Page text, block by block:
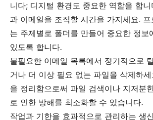
니다; 디지털 환경도 중요한 역할을 합
과 이메일을 조직할 시간을 가지세요.
는 주제별로 폴더를 만들어 중요한 정보
있도록 합니다.
불필요한 이메일 목록에서 정기적으로
거나 더 이상 필요 없는 파일을 삭제하
을 정리함으로써 파일 검색이나 지저분
로 인한 방해를 최소화할 수 있습니다.
작업과 기한을 효과적으로 관리하는 생